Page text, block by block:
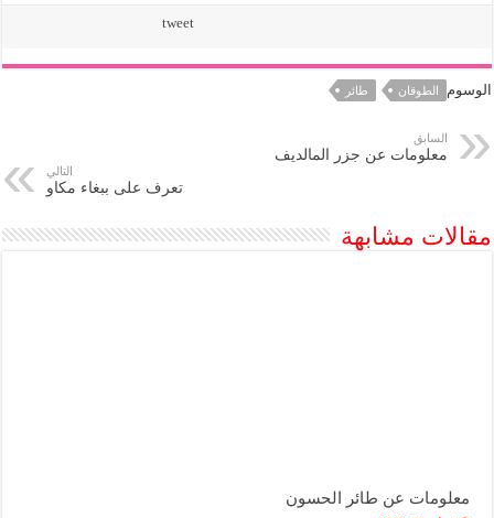
tweet
الوسوم الطوقان طائر
السابق
معلومات عن جزر المالديف
التالي
تعرف على ببغاء مكاو
مقالات مشابهة
معلومات عن طائر الحسون